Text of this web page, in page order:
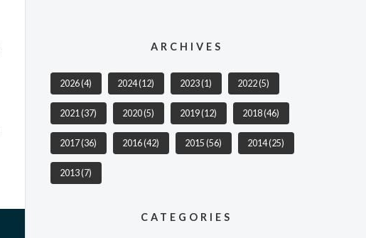
ARCHIVES
2026(4) 2024(12) 2023(1) 2022(5)
2021(37) 2020(5) 2019(12) 2018(46)
2017(36) 2016(42) 2015(56) 2014(25)
2013(7)
CATEGORIES